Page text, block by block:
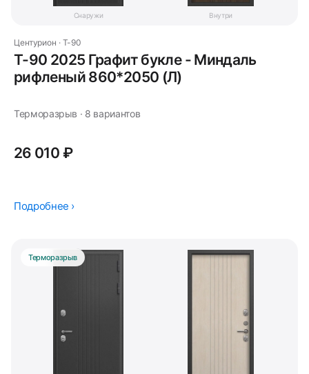
Снаружи Внутри
Центурион · T-90
Т-90 2025 Графит букле - Миндаль
рифленый 860*2050 (Л)
Терморазрыв · 8 вариантов
26 010 ₽
Подробнее ›
Терморазрыв